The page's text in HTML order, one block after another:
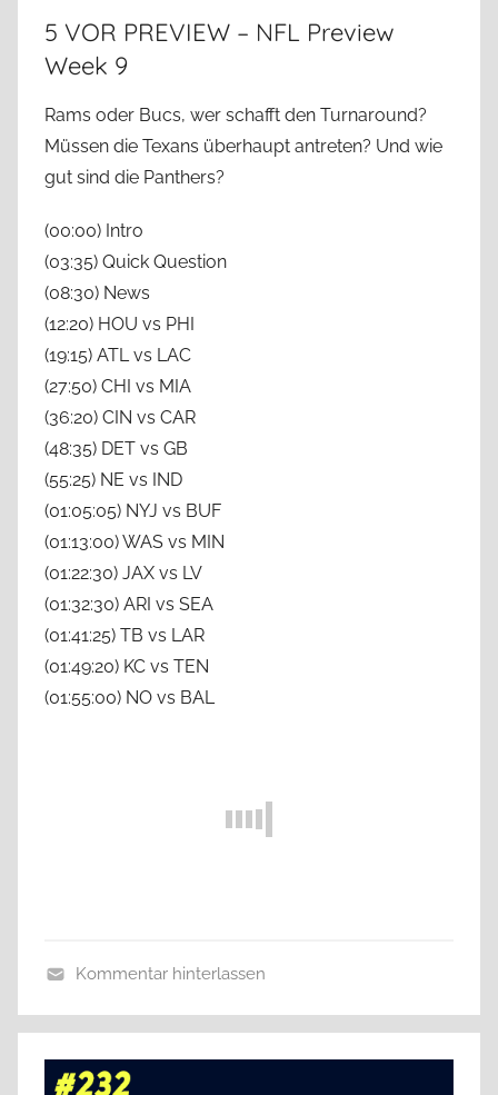
5 VOR PREVIEW – NFL Preview
Week 9
Rams oder Bucs, wer schafft den Turnaround?
Müssen die Texans überhaupt antreten? Und wie
gut sind die Panthers?
(00:00) Intro
(03:35) Quick Question
(08:30) News
(12:20) HOU vs PHI
(19:15) ATL vs LAC
(27:50) CHI vs MIA
(36:20) CIN vs CAR
(48:35) DET vs GB
(55:25) NE vs IND
(01:05:05) NYJ vs BUF
(01:13:00) WAS vs MIN
(01:22:30) JAX vs LV
(01:32:30) ARI vs SEA
(01:41:25) TB vs LAR
(01:49:20) KC vs TEN
(01:55:00) NO vs BAL
l
l
Kommentar hinterlassen